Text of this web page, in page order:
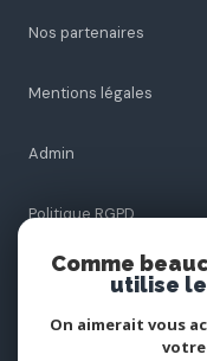
Nos partenaires
Mentions légales
Admin
Politique RGPD
Cookies
© 2026 | Tous droits
Comme
utilise
On aimerait vous